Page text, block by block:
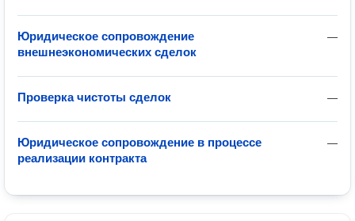
—
Юридическое сопровождение
внешнеэкономических сделок
—
Проверка чистоты сделок
—
Юридическое сопровождение в процессе
реализации контракта